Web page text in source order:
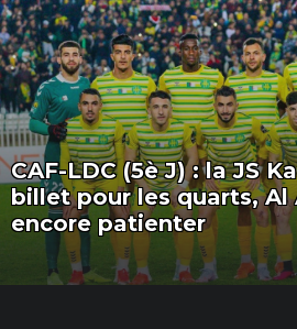
CAF-LDC (5è J) : la JS
billet pour les quarts, Al
encore patienter